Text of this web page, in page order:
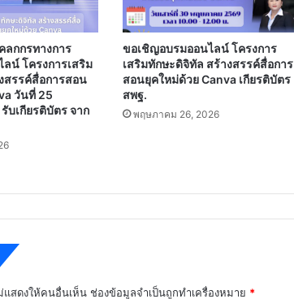
ของ
คู่มือ
แต่ละ
เล่ม)
กกรทางการ
น์ โครงการเสริม
สรรค์สื่อการสอน
วันที่ 25
บเกียรติบัตร จาก
ขอเชิญอบรมออนไลน์ โครงการ
เสริมทักษะดิจิทัล สร้างสรรค์สื่อการ
สอนยุคใหม่ด้วย Canva เกียรติบัตร
สพฐ.
พฤษภาคม 26, 2026
สดงให้คนอื่นเห็น ช่องข้อมูลจำเป็นถูกทำเครื่องหมาย *